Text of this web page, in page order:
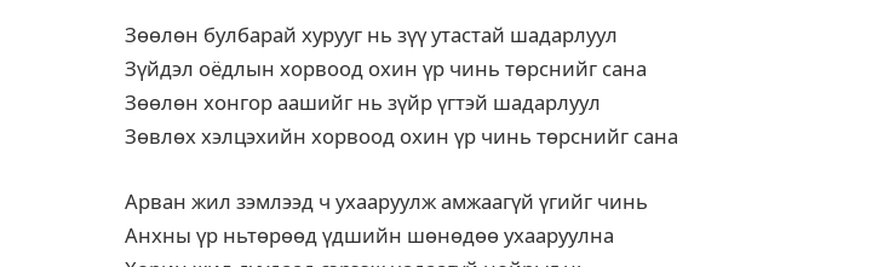
Зөөлөн булбарай хурууг нь зүү утастай шадарлуул
Зүйдэл оёдлын хорвоод охин үр чинь төрснийг сана
Зөөлөн хонгор аашийг нь зүйр үгтэй шадарлуул
Зөвлөх хэлцэхийн хорвоод охин үр чинь төрснийг сана
Арван жил зэмлээд ч ухааруулж амжаагүй үгийг чинь
Анхны үр ньтөрөөд үдшийн шөнөдөө ухааруулна